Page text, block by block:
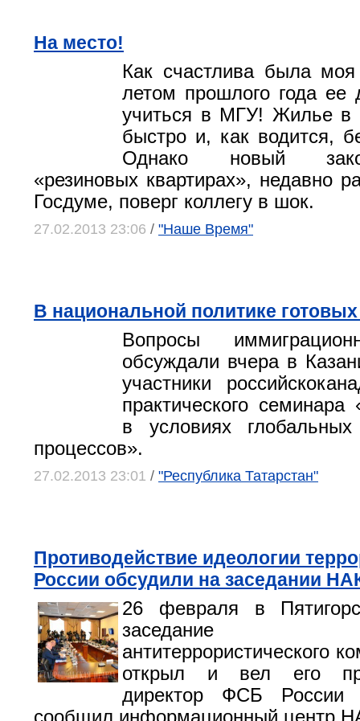
На место!
Как счастлива была моя
летом прошлого года ее
учиться в МГУ! Жилье в
быстро и, как водится,
Однако новый
«резиновых квартирах», недавно
Госдуме, поверг коллегу в шок.
27.02.2013 23:06 / "Наше Время"
В национальной политике
Вопросы
обсуждали вчера в
участники
практического семинара
в условиях
процессов».
27.02.2013 23:01 / "Республика Татарстан"
Противодействие идеологии
России обсудили на заседании
26 февраля в
заседание
антитеррористического
открыл и вел его
директор ФСБ России